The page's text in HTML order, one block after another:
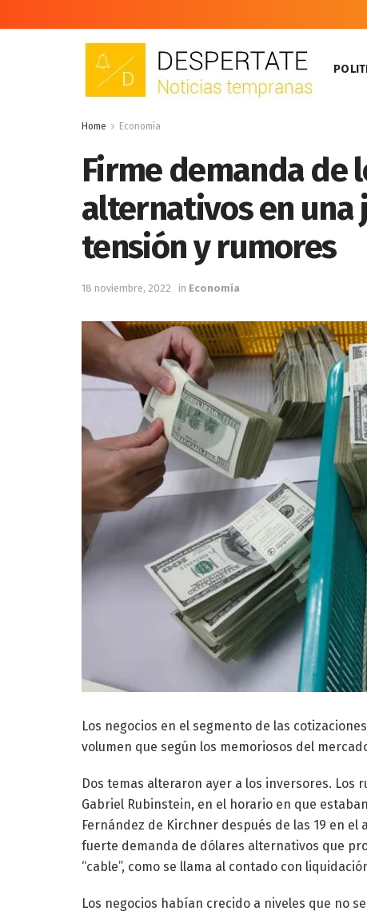
Home Economía
Firme demanda de
alternativos en
tensión y rumores
18 noviembre, 2022 in Economía
Los negocios en el segmento de las
volumen que según los memoriosos del
Dos temas alteraron ayer a los inversores. Los
Gabriel Rubinstein, en el horario en que
Fernández de Kirchner después de las 19 en
fuerte demanda de dólares alternativos que
“cable”, como se llama al contado con
Los negocios habían crecido a niveles que no